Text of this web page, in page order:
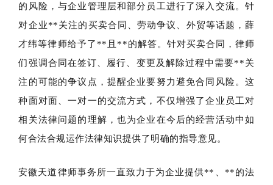
的风险，与企业管理层和部分员工进行了深入交流。针
对企业**关注的买卖合同、劳动争议、外贸等话题，薛
才纬等律师给予了**且**的解答。针对买卖合同，律师
们强调合同在签订、履行、变更及解除过程中需要**关
注的可能的争议点，提醒企业要努力避免合同风险。这
种面对面、一对一的交流方式，不仅增强了企业员工对
相关法律问题的理解，也为企业在今后的经营活动中如
何合法合规运作法律知识提供了明确的指导意见。
安徽天道律师事务所一直致力于为企业提供**、**的法